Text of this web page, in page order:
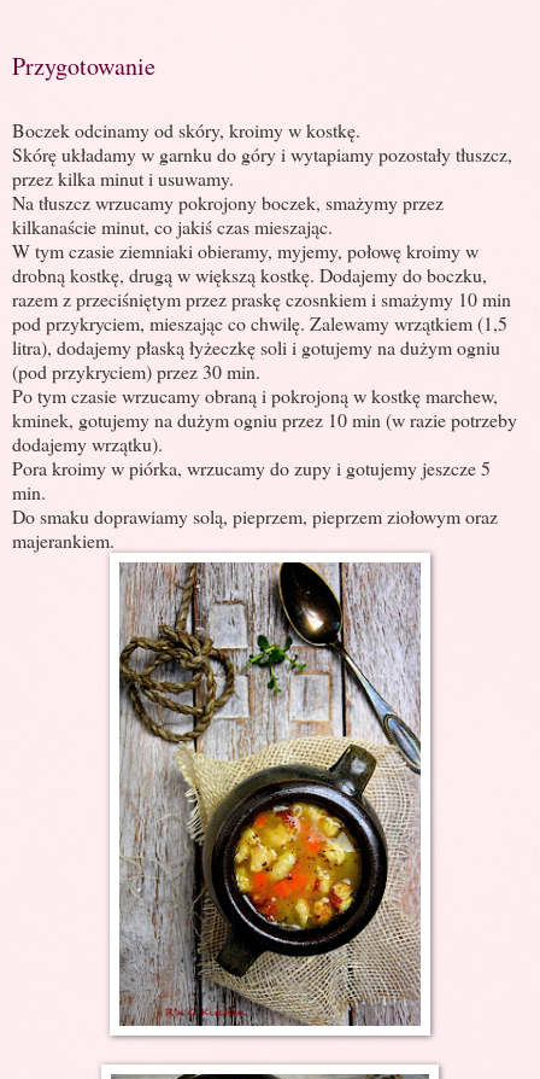
Przygotowanie
Boczek odcinamy od skóry, kroimy w kostkę.
Skórę układamy w garnku do góry i wytapiamy pozostały tłuszcz,
przez kilka minut i usuwamy.
Na tłuszcz wrzucamy pokrojony boczek, smażymy przez
kilkanaście minut, co jakiś czas mieszając.
W tym czasie ziemniaki obieramy, myjemy, połowę kroimy w
drobną kostkę, drugą w większą kostkę. Dodajemy do boczku,
razem z przeciśniętym przez praskę czosnkiem i smażymy 10 min
pod przykryciem, mieszając co chwilę. Zalewamy wrzątkiem (1,5
litra), dodajemy płaską łyżeczkę soli i gotujemy na dużym ogniu
(pod przykryciem) przez 30 min.
Po tym czasie wrzucamy obraną i pokrojoną w kostkę marchew,
kminek, gotujemy na dużym ogniu przez 10 min (w razie potrzeby
dodajemy wrzątku).
Pora kroimy w piórka, wrzucamy do zupy i gotujemy jeszcze 5
min.
Do smaku doprawiamy solą, pieprzem, pieprzem ziołowym oraz
majerankiem.